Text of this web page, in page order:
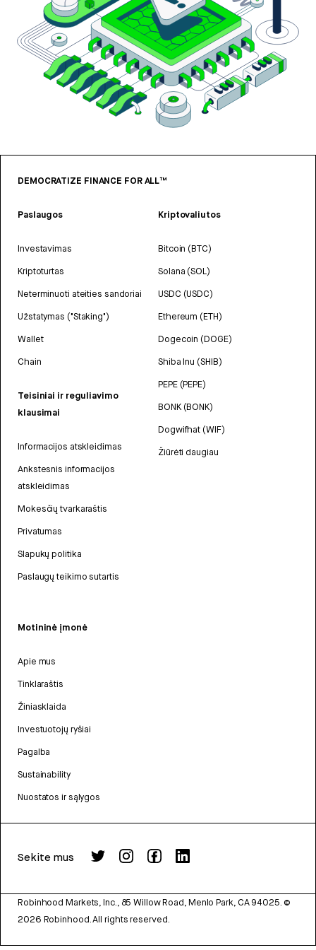
DEMOCRATIZE FINANCE FOR ALL™
Paslaugos
Investavimas
Kriptoturtas
Neterminuoti ateities sandoriai
Užstatymas ("Staking")
Wallet
Chain
Teisiniai ir reguliavimo
klausimai
Informacijos atskleidimas
Ankstesnis informacijos
atskleidimas
Mokesčių tvarkaraštis
Privatumas
Slapukų politika
Paslaugų teikimo sutartis
Kriptovaliutos
Bitcoin (BTC)
Solana (SOL)
USDC (USDC)
Ethereum (ETH)
Dogecoin (DOGE)
Shiba Inu (SHIB)
PEPE (PEPE)
BONK (BONK)
Dogwifhat (WIF)
Žiūrėti daugiau
Motininė įmonė
Apie mus
Tinklaraštis
Žiniasklaida
Investuotojų ryšiai
Pagalba
Sustainability
Nuostatos ir sąlygos
Sekite mus
Robinhood Markets, Inc., 85 Willow Road, Menlo Park, CA 94025. ©
2026 Robinhood. All rights reserved.